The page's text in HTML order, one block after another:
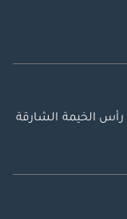
رأس الخيمة الشارقة